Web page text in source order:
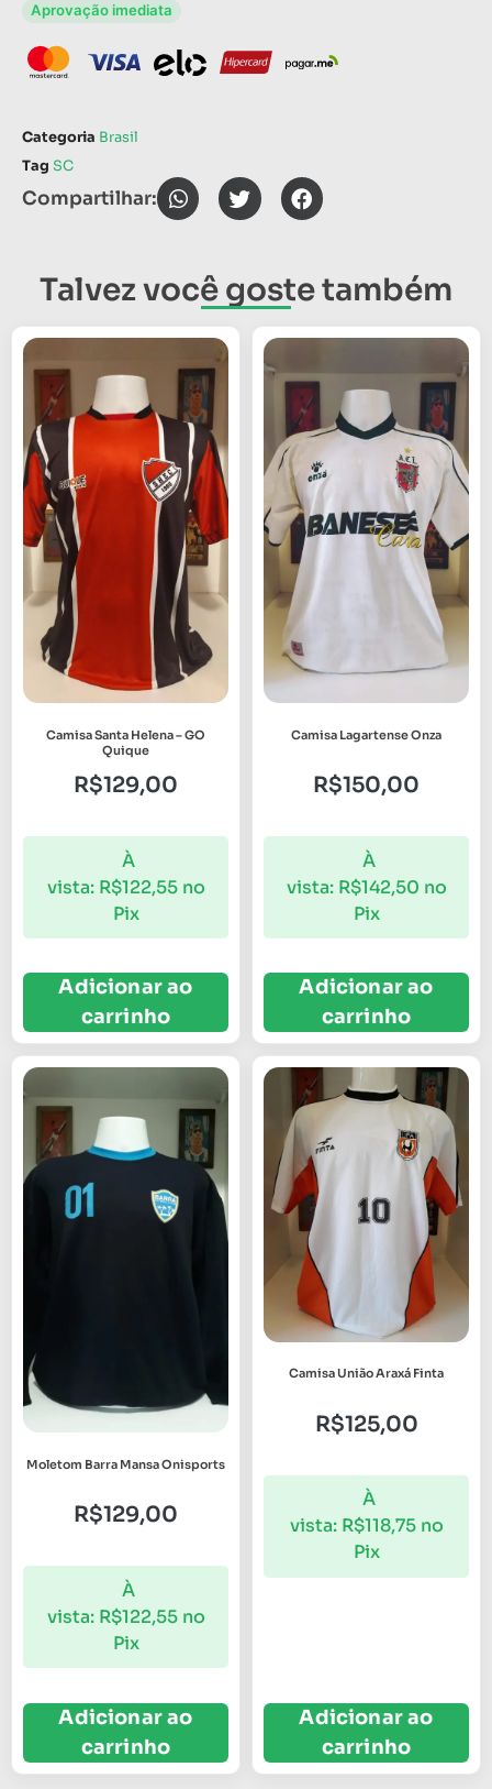
Aprovação imediata
Categoria Brasil
Tag SC
Compartilhar:
Talvez você goste também
Camisa Santa Helena – GO
Quique
R$129,00
À
vista: R$122,55 no
Pix
Adicionar ao
carrinho
Camisa Lagartense Onza
R$150,00
À
vista: R$142,50 no
Pix
Adicionar ao
carrinho
Moletom Barra Mansa Onisports
R$129,00
À
vista: R$122,55 no
Pix
Adicionar ao
carrinho
Camisa União Araxá Finta
R$125,00
À
vista: R$118,75 no
Pix
Adicionar ao
carrinho